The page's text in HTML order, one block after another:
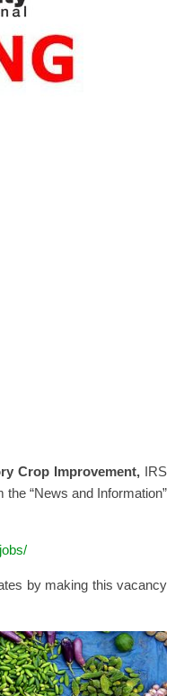
Crop Improvement, IRS
“News and Information”
by making this vacancy